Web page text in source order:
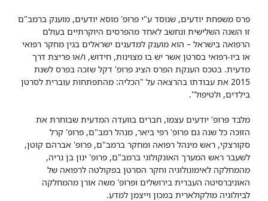
פרס משפחת יודעים, שנוסד ע"י פרופ' מוסא יודעים, מוענק ברמב"ם
זו השנה השלישית ונחשב לאחד מהפרסים היוקרתיים בעולם
הרפואה בישראל – הוא מוענק למדענים ישראלים בגין מחקר רפואי
או ביו-רפואי בסרטן אשר יש בו מצוינות, חידוש, ו/או פריצת דרך
מדעית. בטכס הענקת הפרס הציג פרופ' דקל שזכה בפרס לשנת
2015 את עבודתו בהרצאה על "הכליה: מהתפתחות עוברית לסרטן
בילדים, ולטיפול".
מלבד פרופ' יודעים עצמו, חברים בוועדה המדעית שבוחרת את
הזוכה כל שנה גם פרופ' רפי ביאר, מנהל רמב"ם, פרופ' קרל
סקורצקי, ראש מינהל רפואה ומחקר ברמב"ם, פרופ' אברהם קוטן,
לשעבר ראש המערך האונקולוגי ברמב"ם, פרופ' ינון בן נריה,
מהמחלקה לאימונולוגיה וחקר הסרטן בפקולטה לרפואה של
האוניברסיטה העברית בירושלים ופרופ' משה אורן מהמחלקה
לביולוגיה מולקולארית במכון וייצמן למדע.